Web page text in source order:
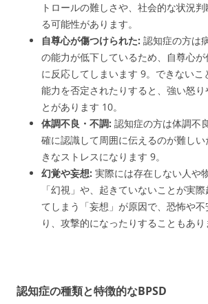
トロールの難しさや、社会的な状況
る可能性があります。
自尊心が傷つけられた: 認知症の方は
の能力が低下しているため、自尊心
に反応してしまいます 9。できないこ
能力を否定されたりすると、強い怒り
とがあります 10。
体調不良・不調: 認知症の方は体調不
確に認識して周囲に伝えるのが難し
きなストレスになります 9。
幻覚や妄想: 実際には存在しない人や
「幻視」や、起きていないことが実
てしまう「妄想」が原因で、恐怖や
り、攻撃的になったりすることもあり
認知症の種類と特徴的なBPSD